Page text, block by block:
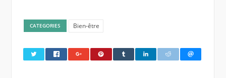
CATEGORIES Bien-être